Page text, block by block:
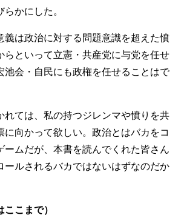
かにした。
は政治に対する問題意識を超えた憤
らといって立憲・共産党に与党を任せ
池会・自民にも政権を任せることはで
ては、私の持つジレンマや憤りを共
に向かって欲しい。政治とはバカをコ
ームだが、本書を読んでくれた皆さん
ールされるバカではないはずなのだか
ここまで）